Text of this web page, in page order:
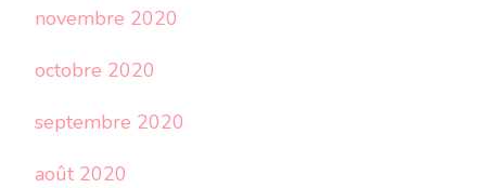
novembre 2020
octobre 2020
septembre 2020
août 2020